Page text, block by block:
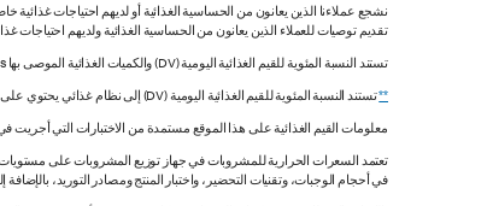
نشجع عملاءنا الذين يعانون من الحساسية الغذائية أو لديهم احتياجات غذائية
تقديم توصيات للعملاء الذين يعانون من الحساسية الغذائية ولديهم
تستند النسبة المئوية للقيم الغذائية اليومية (DV) والكميات الغذائية الموصى بها RDIs إلى القيم غير المقيدة.
**تستند النسبة المئوية للقيم الغذائية اليومية (DV) إلى نظام غذائي يحتوي على 2000 سعرة حرارية. قد تكون قيمك اليومية أعلى أو أقل اعتماداً على احتياجاتك من السعرات الحرارية.
معلومات القيم الغذائية على هذا الموقع مستمدة من الاختبارات التي أجريت
تعتمد السعرات الحرارية للمشروبات في جهاز توزيع المشروبات على مستويات
في أحجام الوجبات، وتقنيات التحضير، واختبار المنتج ومصادر التوريد، بالإضافة